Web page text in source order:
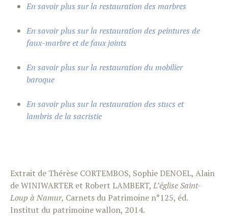
En savoir plus sur la restauration des marbres
En savoir plus sur la restauration des peintures de
faux-marbre et de faux joints
En savoir plus sur la restauration du mobilier
baroque
En savoir plus sur la restauration des stucs et
lambris de la sacristie
Extrait de Thérèse CORTEMBOS, Sophie DENOEL, Alain
de WINIWARTER et Robert LAMBERT, L’église Saint-
Loup à Namur, Carnets du Patrimoine n°125, éd.
Institut du patrimoine wallon, 2014.